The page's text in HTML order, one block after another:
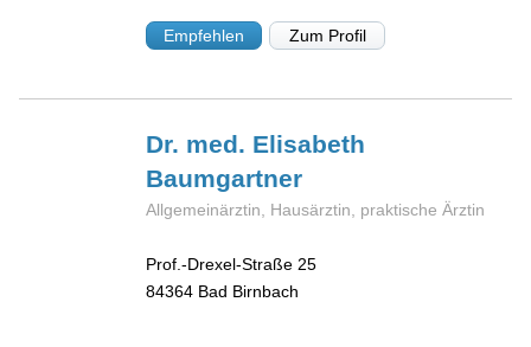
Empfehlen Zum Profil
Dr. med. Elisabeth
Baumgartner
Allgemeinärztin, Hausärztin, praktische Ärztin
Prof.-Drexel-Straße 25
84364 Bad Birnbach